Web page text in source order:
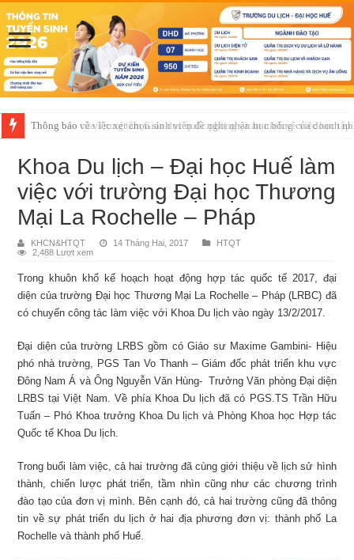
Thông báo của Trung tâm Giáo dục quốc phòng và an ninh về việc học
Khoa Du lịch – Đại học Huế làm
việc với trường Đại học Thương
Mại La Rochelle – Pháp
KHCN&HTQT 14 Tháng Hai, 2017
HTQT
2,488 Lượt xem
Trong khuôn khổ kế hoạch hoạt động hợp tác quốc tế 2017, đại
diện của trường Đại học Thương Mại La Rochelle – Pháp (LRBC) đã
có chuyến công tác làm việc với Khoa Du lịch vào ngày 13/2/2017.
Đại diện của trường LRBS gồm có Giáo sư Maxime Gambini- Hiệu
phó nhà trường, PGS Tan Vo Thanh – Giám đốc phát triển khu vực
Đông Nam Á và Ông Nguyễn Văn Hùng- Trưởng Văn phòng Đại diện
LRBS tại Việt Nam. Về phía Khoa Du lịch đã có PGS.TS Trần Hữu
Tuấn – Phó Khoa trưởng Khoa Du lịch và Phòng Khoa học Hợp tác
Quốc tế Khoa Du lịch.
Trong buổi làm việc, cả hai trường đã cùng giới thiệu về lịch sử hình
thành, chiến lược phát triển, tầm nhìn cũng như các chương trình
đào tạo của đơn vị mình. Bên cạnh đó, cả hai trường cũng đã thông
tin về sự phát triển du lịch ở hai địa phương đơn vị: thành phố La
Rochelle và thành phố Huế.